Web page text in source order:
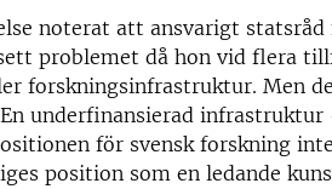
noterat att ansvarigt
problemet då hon vid flera
forskningsinfrastruktur. Men
underfinansierad
för svensk forskning
position som en ledande